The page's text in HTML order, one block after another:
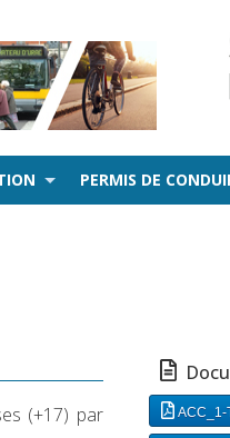
PERMIS DE
(+17) par
ACC_1-